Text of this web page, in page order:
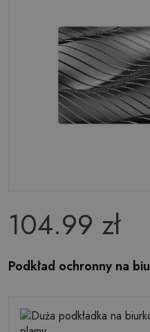
104.99 zł
Podkład ochronny na